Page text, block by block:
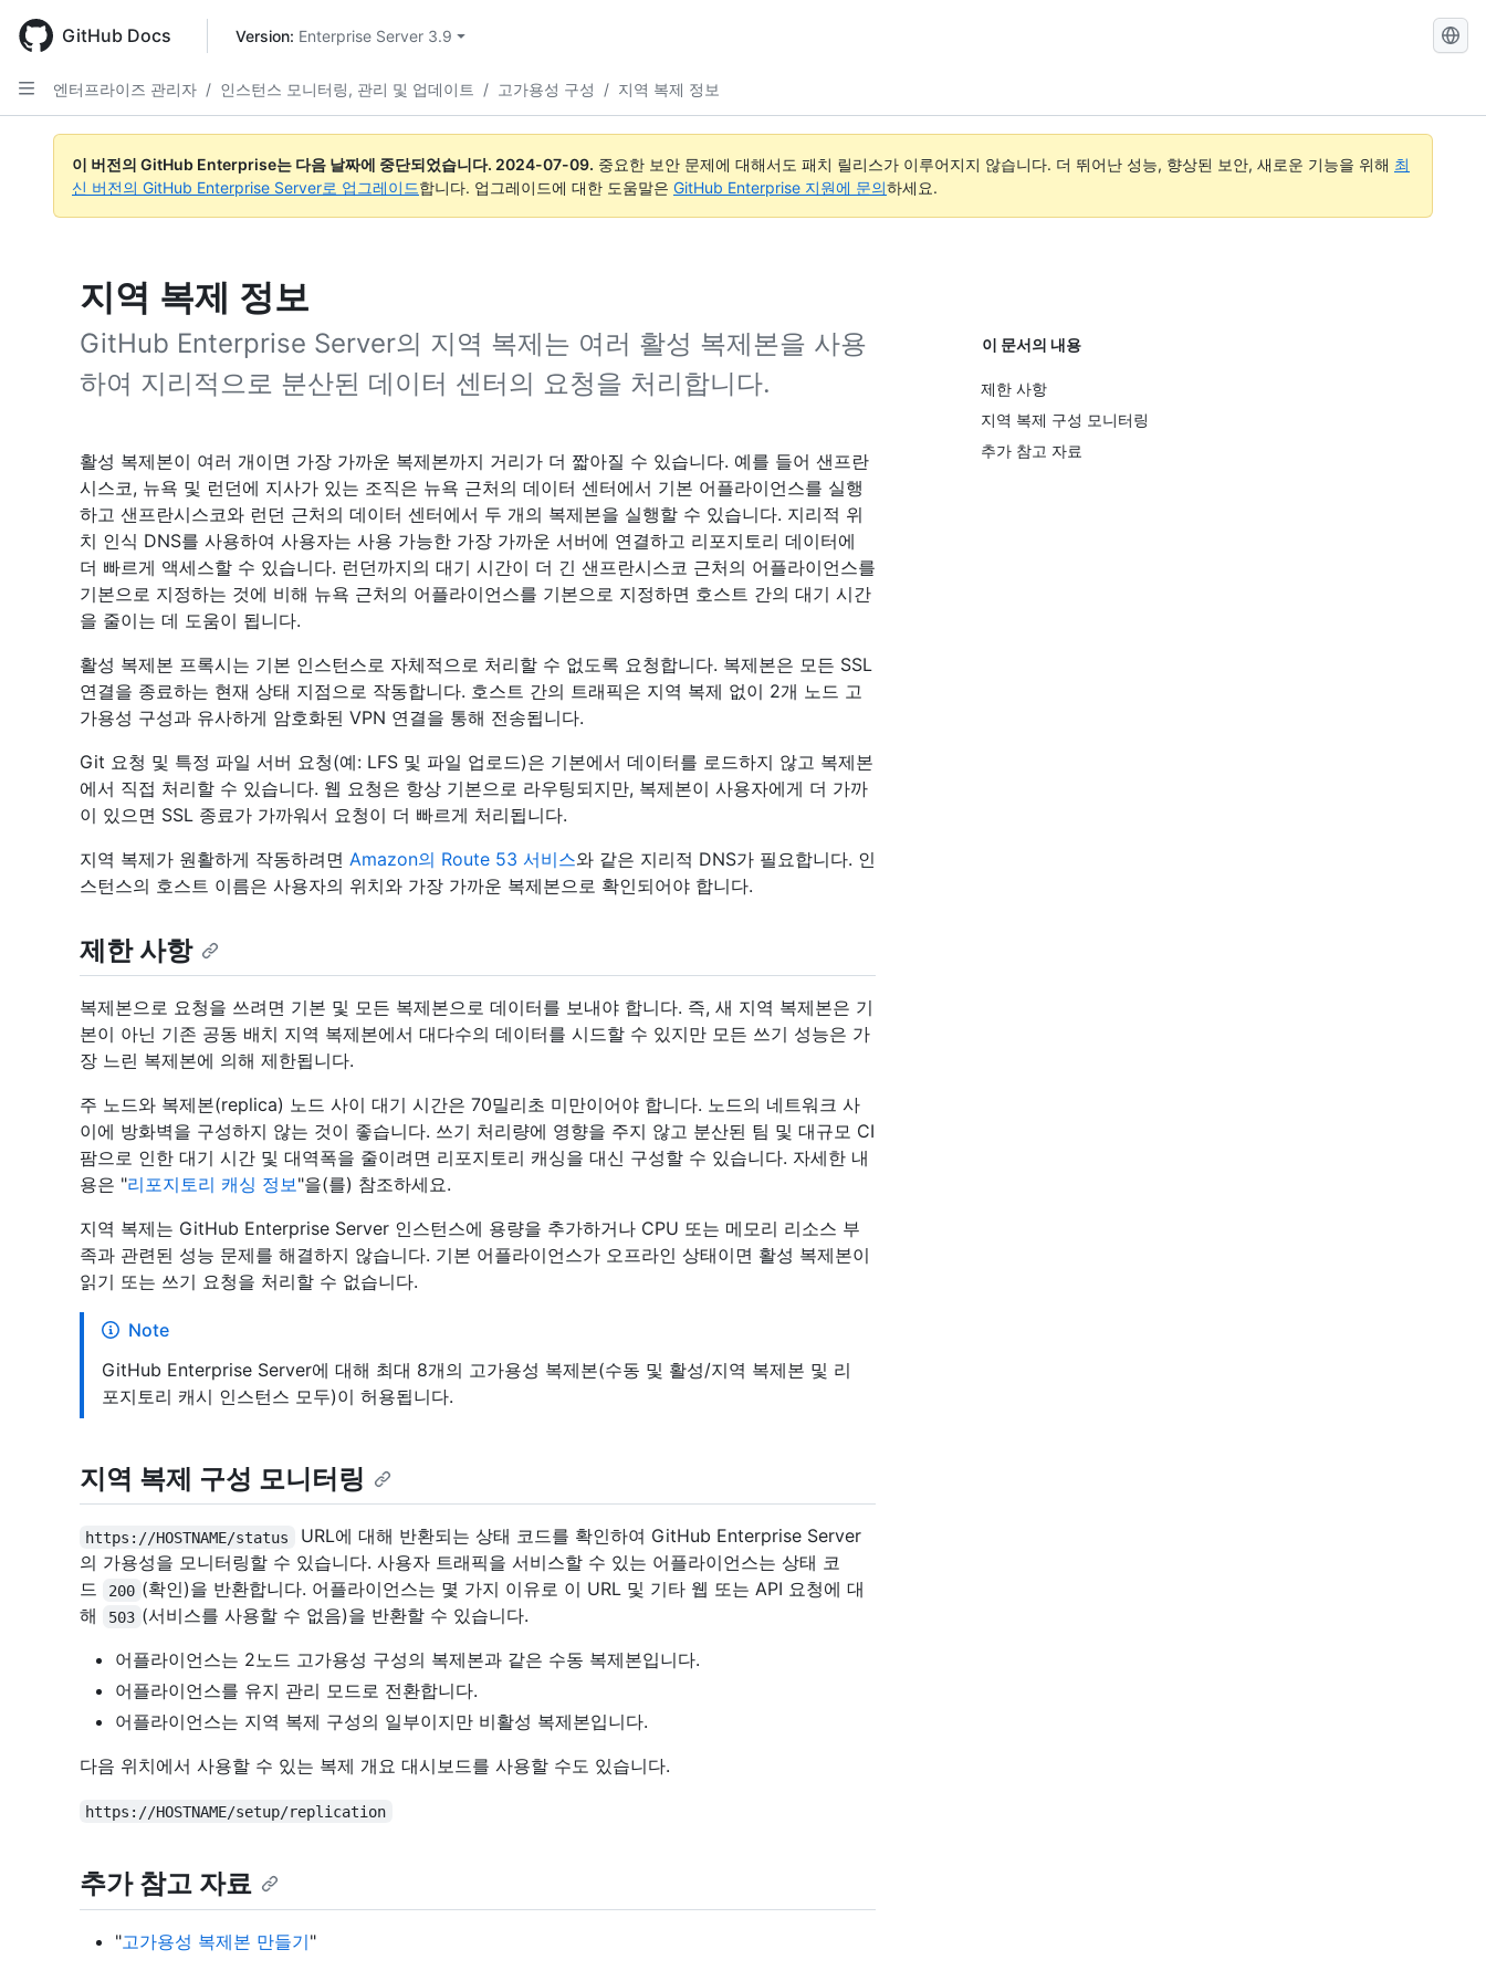
main
content
GitHub Docs Version: Enterprise Server 3.9
GitHub
색
엔터프라이즈 관리자 / 인스턴스 모니터링, 관리 및 업데이트 / 고가용성 구성 / 지역 복제 정보
이 버전의 GitHub Enterprise는 다음 날짜에 중단되었습니다. 2024-07-09. 중요한 보안 문제에 대해서도 패치 릴리스가 이루어지지 않습니다. 더 뛰어난 성능, 향상된 보안, 새로운 기능을 위해 최
신 버전의 GitHub Enterprise Server로 업그레이드합니다. 업그레이드에 대한 도움말은 GitHub Enterprise 지원에 문의하세요.
지역 복제 정보
GitHub Enterprise Server의 지역 복제는 여러 활성 복제본을 사용
하여 지리적으로 분산된 데이터 센터의 요청을 처리합니다.
이 문서의 내용
제한 사항
지역 복제 구성 모니터링
추가 참고 자료
활성 복제본이 여러 개이면 가장 가까운 복제본까지 거리가 더 짧아질 수 있습니다. 예를 들어 샌프란
시스코, 뉴욕 및 런던에 지사가 있는 조직은 뉴욕 근처의 데이터 센터에서 기본 어플라이언스를 실행
하고 샌프란시스코와 런던 근처의 데이터 센터에서 두 개의 복제본을 실행할 수 있습니다. 지리적 위
치 인식 DNS를 사용하여 사용자는 사용 가능한 가장 가까운 서버에 연결하고 리포지토리 데이터에
더 빠르게 액세스할 수 있습니다. 런던까지의 대기 시간이 더 긴 샌프란시스코 근처의 어플라이언스를
기본으로 지정하는 것에 비해 뉴욕 근처의 어플라이언스를 기본으로 지정하면 호스트 간의 대기 시간
을 줄이는 데 도움이 됩니다.
활성 복제본 프록시는 기본 인스턴스로 자체적으로 처리할 수 없도록 요청합니다. 복제본은 모든 SSL
연결을 종료하는 현재 상태 지점으로 작동합니다. 호스트 간의 트래픽은 지역 복제 없이 2개 노드 고
가용성 구성과 유사하게 암호화된 VPN 연결을 통해 전송됩니다.
Git 요청 및 특정 파일 서버 요청(예: LFS 및 파일 업로드)은 기본에서 데이터를 로드하지 않고 복제본
에서 직접 처리할 수 있습니다. 웹 요청은 항상 기본으로 라우팅되지만, 복제본이 사용자에게 더 가까
이 있으면 SSL 종료가 가까워서 요청이 더 빠르게 처리됩니다.
지역 복제가 원활하게 작동하려면 Amazon의 Route 53 서비스와 같은 지리적 DNS가 필요합니다. 인
스턴스의 호스트 이름은 사용자의 위치와 가장 가까운 복제본으로 확인되어야 합니다.
제한 사항
복제본으로 요청을 쓰려면 기본 및 모든 복제본으로 데이터를 보내야 합니다. 즉, 새 지역 복제본은 기
본이 아닌 기존 공동 배치 지역 복제본에서 대다수의 데이터를 시드할 수 있지만 모든 쓰기 성능은 가
장 느린 복제본에 의해 제한됩니다.
주 노드와 복제본(replica) 노드 사이 대기 시간은 70밀리초 미만이어야 합니다. 노드의 네트워크 사
이에 방화벽을 구성하지 않는 것이 좋습니다. 쓰기 처리량에 영향을 주지 않고 분산된 팀 및 대규모 CI
팜으로 인한 대기 시간 및 대역폭을 줄이려면 리포지토리 캐싱을 대신 구성할 수 있습니다. 자세한 내
용은 "리포지토리 캐싱 정보"을(를) 참조하세요.
지역 복제는 GitHub Enterprise Server 인스턴스에 용량을 추가하거나 CPU 또는 메모리 리소스 부
족과 관련된 성능 문제를 해결하지 않습니다. 기본 어플라이언스가 오프라인 상태이면 활성 복제본이
읽기 또는 쓰기 요청을 처리할 수 없습니다.
Note
GitHub Enterprise Server에 대해 최대 8개의 고가용성 복제본(수동 및 활성/지역 복제본 및 리
포지토리 캐시 인스턴스 모두)이 허용됩니다.
지역 복제 구성 모니터링
https://HOSTNAME/status
URL에 대해 반환되는 상태 코드를 확인하여 GitHub Enterprise Server
의 가용성을 모니터링할 수 있습니다. 사용자 트래픽을 서비스할 수 있는 어플라이언스는 상태 코
드
200 (확인)을 반환합니다. 어플라이언스는 몇 가지 이유로 이 URL 및 기타 웹 또는 API 요청에 대
해
503 (서비스를 사용할 수 없음)을 반환할 수 있습니다.
어플라이언스는 2노드 고가용성 구성의 복제본과 같은 수동 복제본입니다.
어플라이언스를 유지 관리 모드로 전환합니다.
어플라이언스는 지역 복제 구성의 일부이지만 비활성 복제본입니다.
다음 위치에서 사용할 수 있는 복제 개요 대시보드를 사용할 수도 있습니다.
https://HOSTNAME/setup/replication
추가 참고 자료
"고가용성 복제본 만들기"